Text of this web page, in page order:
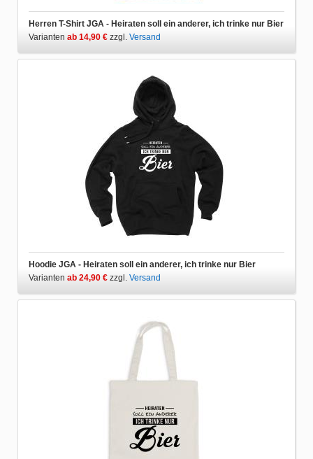
Herren T-Shirt JGA - Heiraten soll ein anderer, ich trinke nur Bier
Varianten ab 14,90 € zzgl. Versand
Hoodie JGA - Heiraten soll ein anderer, ich trinke nur Bier
Varianten ab 24,90 € zzgl. Versand